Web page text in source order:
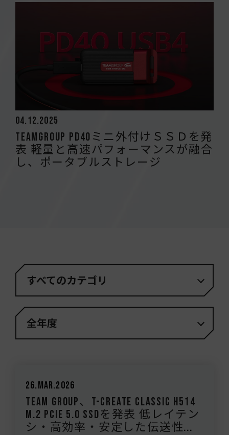
04.12.2025
TEAMGROUP PD40ミニ外付けＳＳＤを発
表 軽量と高速パフォーマンスが融合
し、ポータブルストレージ
すべてのカテゴリ
全年度
26.Mar.2026
Team Group、T-CREATE CLASSIC H514
M.2 PCIe 5.0 SSDを発表 低レイテン
シ・高効率・安定した伝送性...